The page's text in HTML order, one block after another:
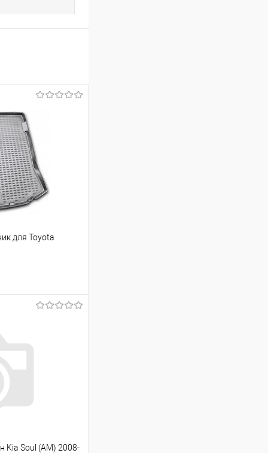
для Toyota
Сравнение
Под заказ
Kia Soul (AM) 2008-